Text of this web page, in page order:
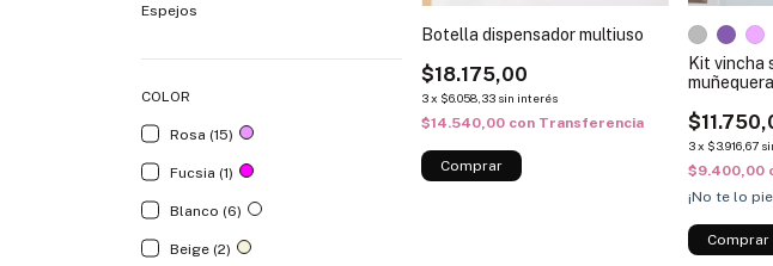
Espejos
COLOR
Rosa (15)
Fucsia (1)
Blanco (6)
Beige (2)
Botella dispensador multiuso
$18.175,00
3x $6.058,33 sin interés
$14.540,00 con Transferencia
Kit vincha
3x $3.916,67
$9.400,00
¡No te lo
Comprar